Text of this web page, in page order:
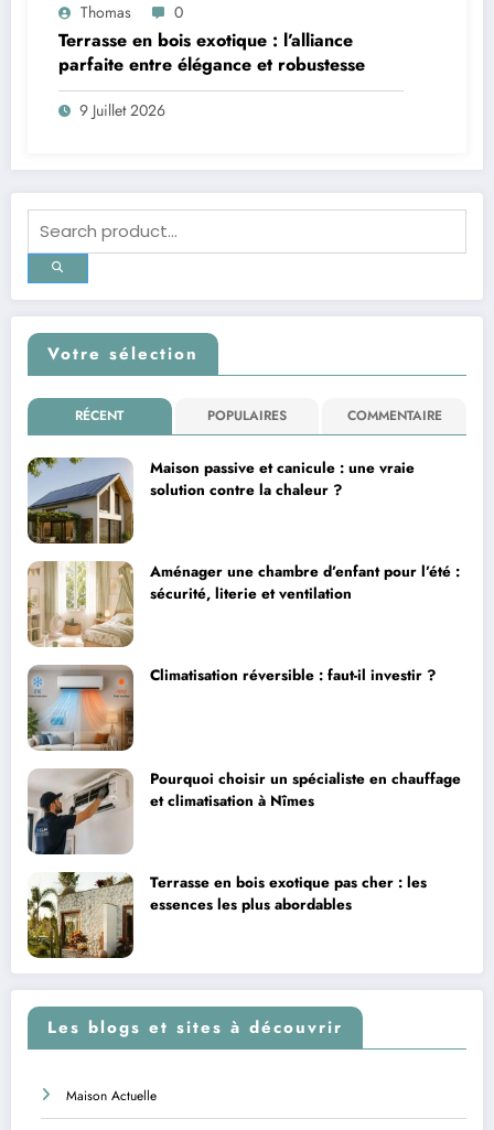
Thomas 0
Terrasse en bois exotique : l’alliance
parfaite entre élégance et robustesse
9 Juillet 2026
Votre sélection
RÉCENT POPULAIRES COMMENTAIRE
Maison passive et canicule : une vraie
solution contre la chaleur ?
Aménager une chambre d’enfant pour l’été :
sécurité, literie et ventilation
Climatisation réversible : faut-il investir ?
Pourquoi choisir un spécialiste en chauffage
et climatisation à Nîmes
Terrasse en bois exotique pas cher : les
essences les plus abordables
Les blogs et sites à découvrir
Maison Actuelle